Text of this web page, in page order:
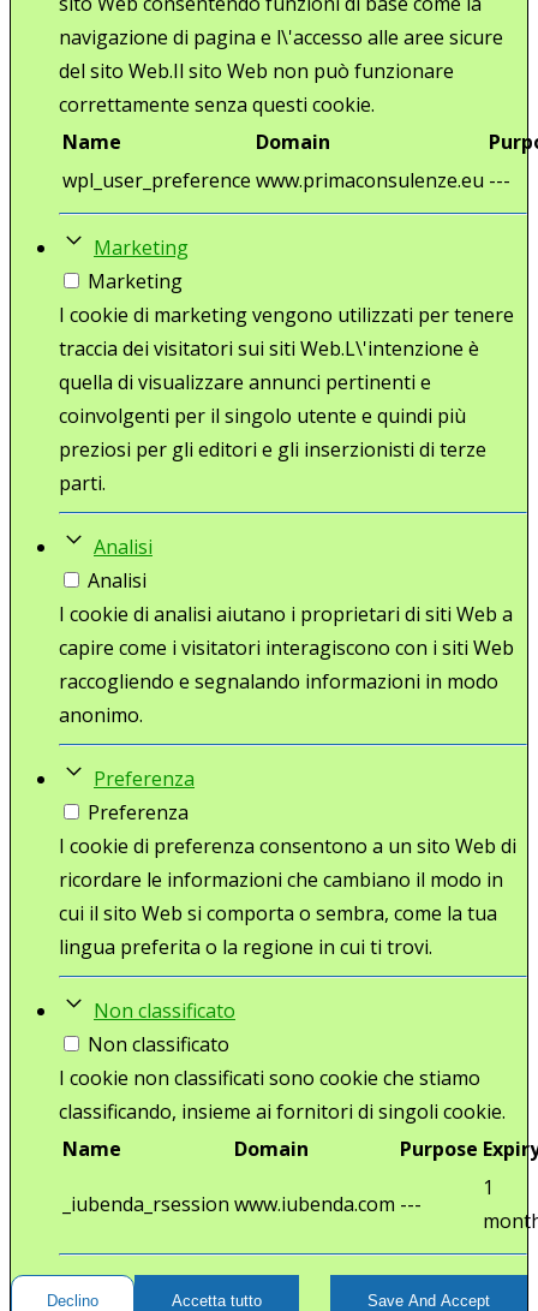
navigazione di pagina e l\'accesso alle aree sicure
del sito Web.Il sito Web non può funzionare
correttamente senza questi cookie.
Name
Domain
wpl_user_preference www.primaconsulenze.eu ---
Marketing
Marketing
I cookie di marketing vengono utilizzati per tenere
traccia dei visitatori sui siti Web.L\'intenzione è
quella di visualizzare annunci pertinenti e
coinvolgenti per il singolo utente e quindi più
preziosi per gli editori e gli inserzionisti di terze
parti.
Analisi
Analisi
I cookie di analisi aiutano i proprietari di siti Web a
capire come i visitatori interagiscono con i siti Web
raccogliendo e segnalando informazioni in modo
anonimo.
Preferenza
Preferenza
I cookie di preferenza consentono a un sito Web di
ricordare le informazioni che cambiano il modo in
cui il sito Web si comporta o sembra, come la tua
lingua preferita o la regione in cui ti trovi.
Non classificato
Non classificato
I cookie non classificati sono cookie che stiamo
classificando, insieme ai fornitori di singoli cookie.
Name
Domain Purpose
_iubenda_rsession www.iubenda.com ---
1
Declino Accetta tutto Save And Accept